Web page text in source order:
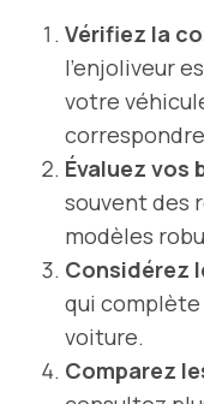
Vérifiez la
l’enjoliveur
votre
Évaluez vos
souvent des
modèles
Considérez
qui complète
voiture.
Comparez